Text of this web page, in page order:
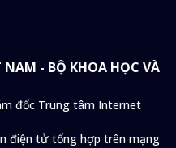
- BỘ KHOA HỌC VÀ
đốc Trung tâm Internet
điện tử tổng hợp trên mạng